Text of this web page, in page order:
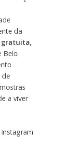
da
gratuita,
Belo
de
a viver